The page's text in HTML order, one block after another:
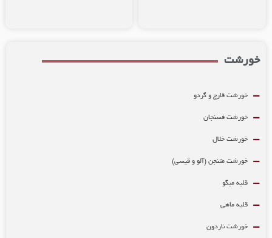
خورشت قارچ و گردو
خورشت فسنجان
خورشت خلال
خورشت متنجن (آلو و قیسی)
قلیه میگو
قلیه ماهی
خورشت ناردون